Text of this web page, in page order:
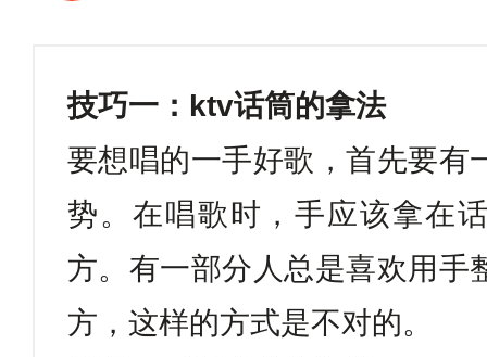
技巧一： ktv话筒的拿法
要想唱的一手好歌，首先要有
势。在唱歌时，手应该拿在
方。有一部分人总是喜欢用手
方，这样的方式是不对的。